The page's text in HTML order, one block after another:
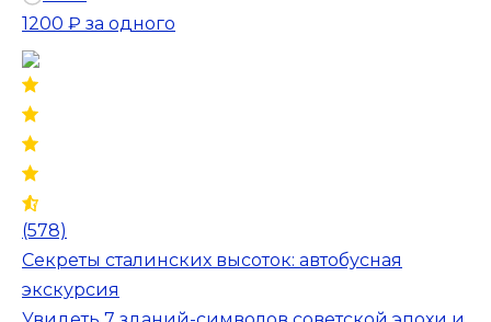
1200 ₽ за одного
(578)
Секреты сталинских высоток: автобусная
экскурсия